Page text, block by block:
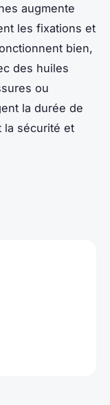
augmente
les fixations et
bien,
des huiles
ou
la durée de
la sécurité et